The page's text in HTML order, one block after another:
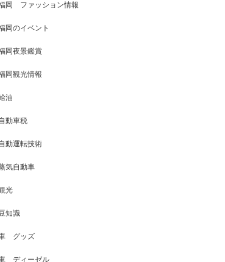
岡 ファッション情報
岡のイベント
岡夜景鑑賞
岡観光情報
油
動車税
動運転技術
気自動車
光
知識
グッズ
ディーゼル